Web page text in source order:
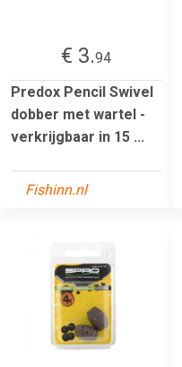
€ 3.94
Predox Pencil Swivel
dobber met wartel -
verkrijgbaar in 15 ...
Fishinn.nl